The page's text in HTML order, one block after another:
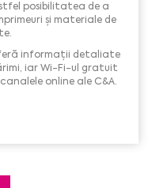
posibilitatea de a
și materiale de
informații detaliate
iar Wi-Fi-ul gratuit
online ale C&A.